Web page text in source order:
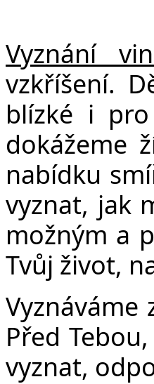
Vyznání
vzkříšení.
blízké i
dokážeme
nabídku
vyznat, jak
možným a
Tvůj život,
Vyznáváme
Před
vyznat,